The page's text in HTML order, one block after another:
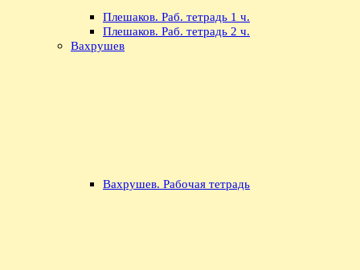
Плешаков. Раб. тетрадь 1 ч.
Плешаков. Раб. тетрадь 2 ч.
Вахрушев
Вахрушев. Рабочая тетрадь